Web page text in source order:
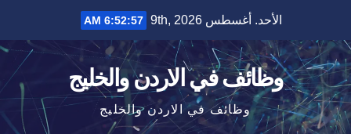
content
الأحد. أغسطس 9th, 2026 6:52:58 AM
وظائف في الاردن والخليج
وظائف في الاردن والخليج